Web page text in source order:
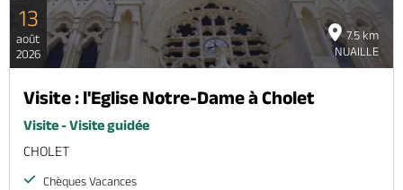
7.5 km
NUAILLE
13
août
2026
Visite : l'Eglise Notre-Dame à Cholet
Visite - Visite guidée
CHOLET
Chèques Vacances